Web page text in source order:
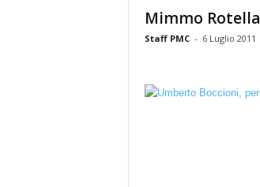
Mimmo Rotella
Staff PMC - 6 Luglio 2011